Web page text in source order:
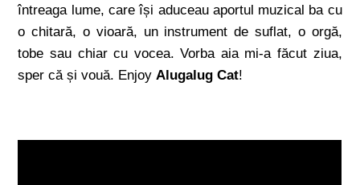
întreaga lume, care își aduceau aportul muzical ba cu
o chitară, o vioară, un instrument de suflat, o orgă,
tobe sau chiar cu vocea. Vorba aia mi-a făcut ziua,
sper că și vouă. EnjoyAlugalug Cat!